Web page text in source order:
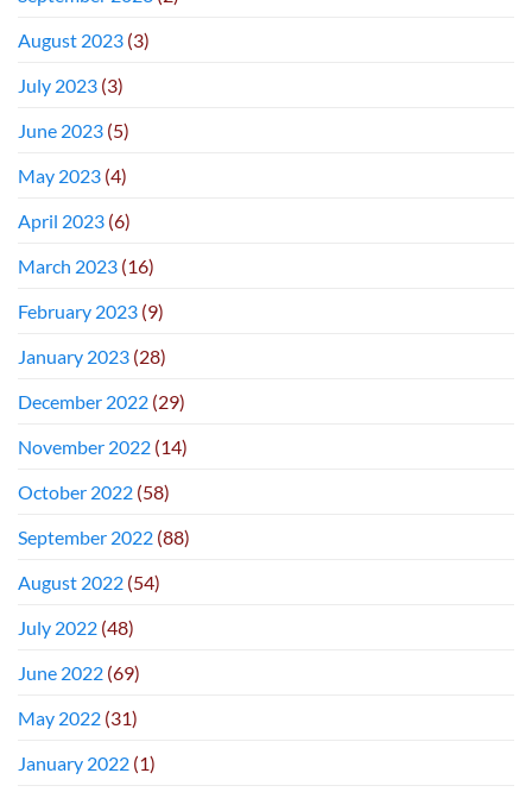
August 2023 (3)
July 2023 (3)
June 2023 (5)
May 2023 (4)
April 2023 (6)
March 2023 (16)
February 2023 (9)
January 2023 (28)
December 2022 (29)
November 2022 (14)
October 2022 (58)
September 2022 (88)
August 2022 (54)
July 2022 (48)
June 2022 (69)
May 2022 (31)
January 2022 (1)